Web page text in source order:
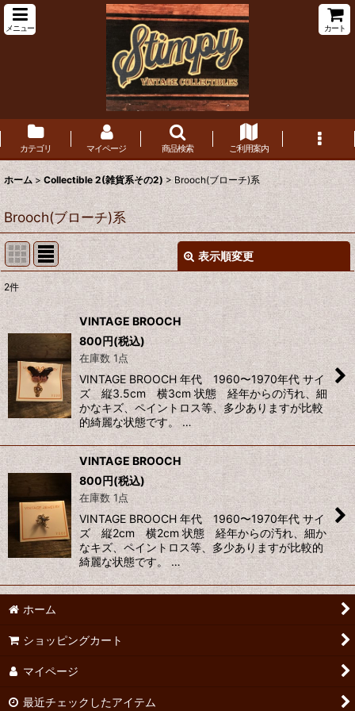
メニュー カート
カテゴリ マイページ 商品検索 ご利用案内
ホーム > Collectible 2(雑貨系その2) > Brooch(ブローチ)系
Brooch(ブローチ)系
表示順変更
表示数:
在庫あり
並び順:
絞り込む
2件
VINTAGE BROOCH
800円(税込)
在庫数 1点
VINTAGE BROOCH 年代 1960〜1970年代 サイ
ズ 縦3.5cm 横3cm 状態 経年からの汚れ、細
かなキズ、ペイントロス等、多少ありますが比較
的綺麗な状態です。 …
VINTAGE BROOCH
800円(税込)
在庫数 1点
VINTAGE BROOCH 年代 1960〜1970年代 サイ
ズ 縦2cm 横2cm 状態 経年からの汚れ、細か
なキズ、ペイントロス等、多少ありますが比較的
綺麗な状態です。 …
ホーム
ショッピングカート
マイページ
最近チェックしたアイテム